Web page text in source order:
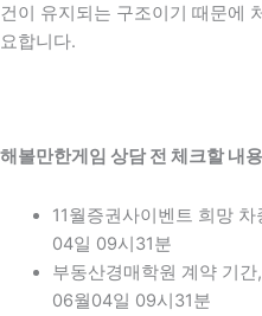
건이 유지되는 구조이기 때문에
요합니다.
해볼만한게임 상담 전 체크할
11월증권사이벤트 희망
04일 09시31분
부동산경매학원 계약 기
06월04일 09시31분